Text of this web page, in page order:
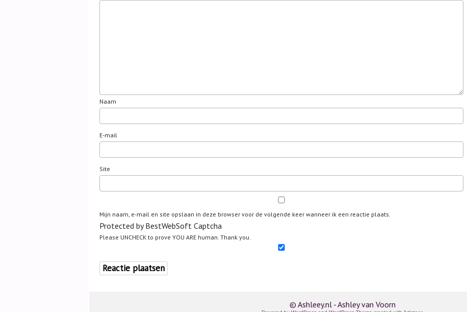
Naam
E-mail
Site
Mijn naam, e-mail en site opslaan in deze browser voor de volgende keer wanneer ik een reactie plaats.
Protected by BestWebSoft Captcha
Please UNCHECK to prove YOU ARE human. Thank you.
© Ashleey.nl - Ashley van Voorn